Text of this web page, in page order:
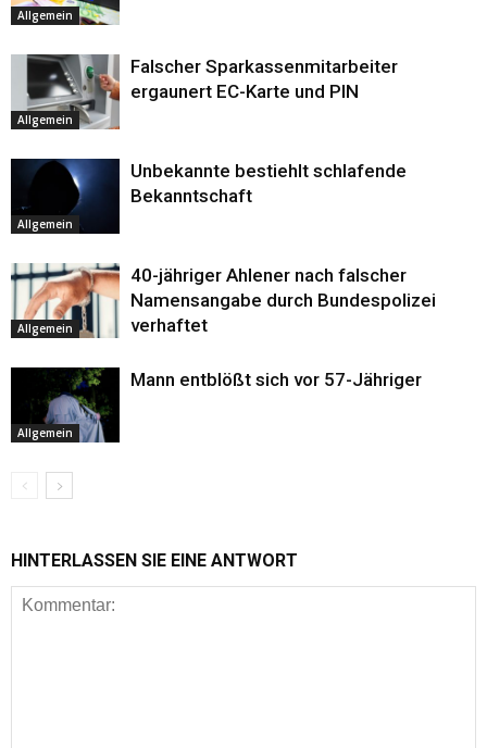
Allgemein
Allgemein
Falscher Sparkassenmitarbeiter
ergaunert EC-Karte und PIN
Allgemein
Unbekannte bestiehlt schlafende
Bekanntschaft
Allgemein
40-jähriger Ahlener nach falscher
Namensangabe durch Bundespolizei
verhaftet
Allgemein
Mann entblößt sich vor 57-Jähriger
HINTERLASSEN SIE EINE ANTWORT